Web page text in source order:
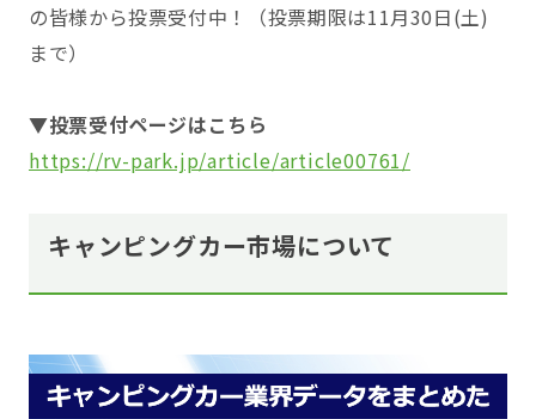
の皆様から投票受付中！（投票期限は11月30日(土)
まで）
▼投票受付ページはこちら
https://rv-park.jp/article/article00761/
キャンピングカー市場について